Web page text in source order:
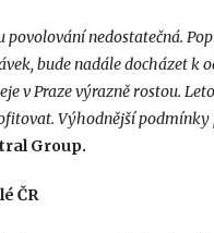
nedostatečná.
bude nadále docházet
v Praze výrazně rostou.
Výhodnější podmínky
Group.
ČR